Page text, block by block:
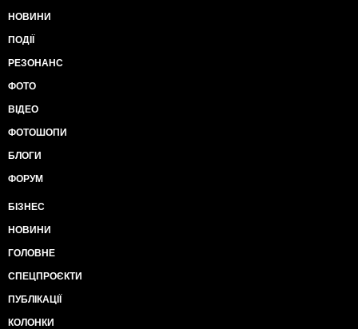
НОВИНИ
ПОДІЇ
РЕЗОНАНС
ФОТО
ВІДЕО
ФОТОШОПИ
БЛОГИ
ФОРУМ
БІЗНЕС
НОВИНИ
ГОЛОВНЕ
СПЕЦПРОЄКТИ
ПУБЛІКАЦІЇ
КОЛОНКИ